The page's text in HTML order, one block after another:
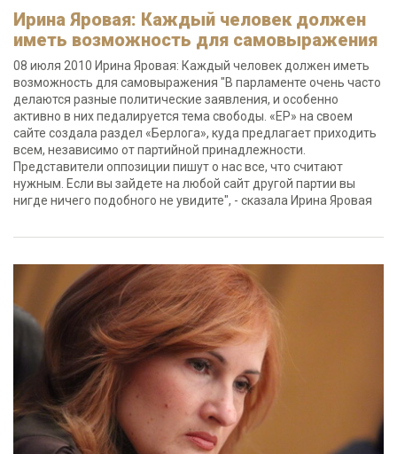
Ирина Яровая: Каждый человек должен
иметь возможность для самовыражения
08 июля 2010 Ирина Яровая: Каждый человек должен иметь
возможность для самовыражения "В парламенте очень часто
делаются разные политические заявления, и особенно
активно в них педалируется тема свободы. «ЕР» на своем
сайте создала раздел «Берлога», куда предлагает приходить
всем, независимо от партийной принадлежности.
Представители оппозиции пишут о нас все, что считают
нужным. Если вы зайдете на любой сайт другой партии вы
нигде ничего подобного не увидите", - сказала Ирина Яровая